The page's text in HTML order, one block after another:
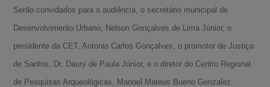
Serão convidados para a audiência, o secretário municipal de
Desenvolvimento Urbano, Nelson Gonçalves de Lima Júnior, o
presidente da CET, Antonio Carlos Gonçalves, o promotor de Justiça
de Santos, Dr. Daury de Paula Júnior, e o diretor do Centro Regional
de Pesquisas Arqueológicas, Manoel Mateus Bueno Gonzalez.